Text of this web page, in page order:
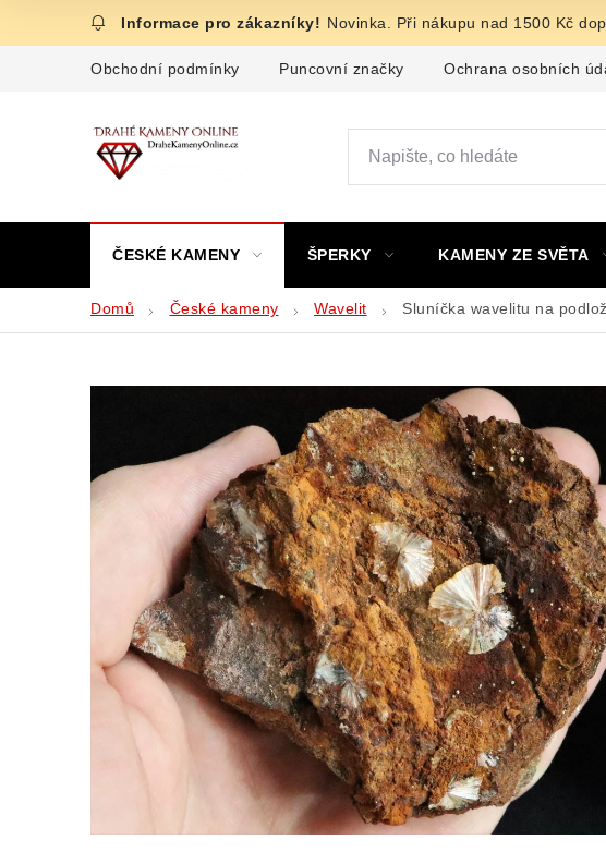
Novinka. Při nákupu nad 1500 Kč
Obchodní podmínky Puncovní značky Ochrana osobních
ČESKÉ KAMENY ŠPERKY KAMENY ZE SVĚTA
Domů České kameny Wavelit Sluníčka wavelitu na